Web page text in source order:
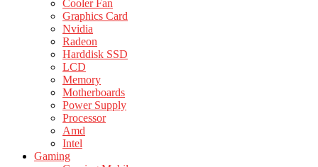
Cooler Fan
Graphics Card
Nvidia
Radeon
Harddisk SSD
LCD
Memory
Motherboards
Power Supply
Processor
Amd
Intel
Gaming